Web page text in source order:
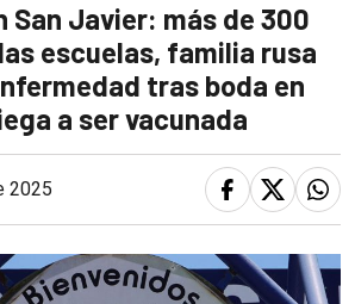
San Javier: más de 300
escuelas, familia rusa
tras boda en
a ser vacunada
2025